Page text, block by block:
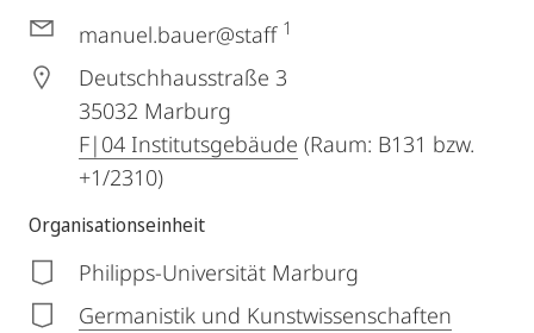
manuel.bauer@staff 1
Deutschhausstraße 3
35032 Marburg
F|04 Institutsgebäude (Raum: B131 bzw.
+1/2310)
Organisationseinheit
Philipps-Universität Marburg
Germanistik und Kunstwissenschaften